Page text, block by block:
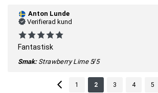
Anton Lunde
Verifierad kund
Fantastisk
Smak: Strawberry Lime 5/5
1 2 3 4 5